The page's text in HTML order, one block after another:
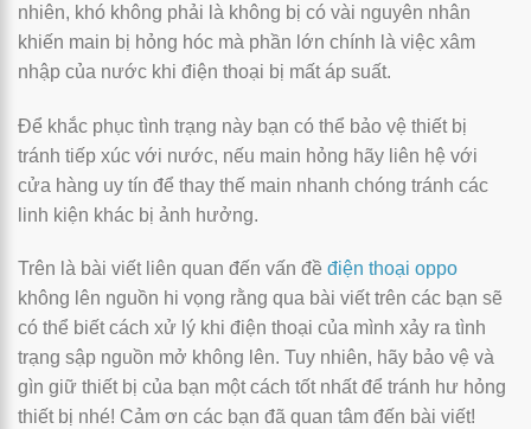
nhiên, khó không phải là không bị có vài nguyên nhân
khiến main bị hỏng hóc mà phần lớn chính là việc xâm
nhập của nước khi điện thoại bị mất áp suất.
Để khắc phục tình trạng này bạn có thể bảo vệ thiết bị
tránh tiếp xúc với nước, nếu main hỏng hãy liên hệ với
cửa hàng uy tín để thay thế main nhanh chóng tránh các
linh kiện khác bị ảnh hưởng.
Trên là bài viết liên quan đến vấn đề điện thoại oppo
không lên nguồn hi vọng rằng qua bài viết trên các bạn sẽ
có thể biết cách xử lý khi điện thoại của mình xảy ra tình
trạng sập nguồn mở không lên. Tuy nhiên, hãy bảo vệ và
gìn giữ thiết bị của bạn một cách tốt nhất để tránh hư hỏng
thiết bị nhé! Cảm ơn các bạn đã quan tâm đến bài viết!